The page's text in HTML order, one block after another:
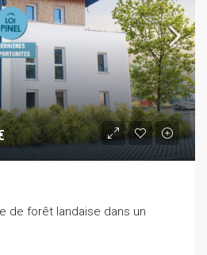
de forêt landaise dans un